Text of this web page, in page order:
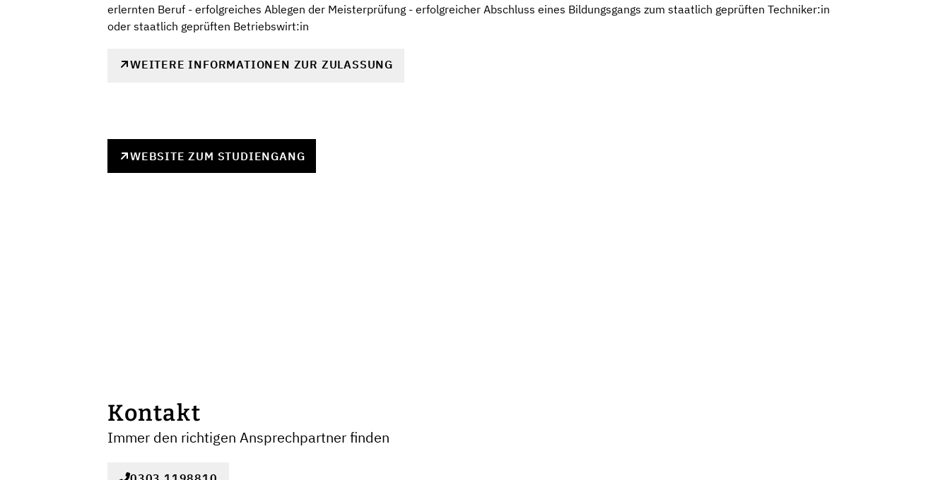
erlernten Beruf - erfolgreiches Ablegen der Meisterprüfung - erfolgreicher Abschluss eines Bildungsgangs zum staatlich geprüften Techniker:in
oder staatlich geprüften Betriebswirt:in
WEITERE INFORMATIONEN ZUR ZULASSUNG
WEBSITE ZUM STUDIENGANG
Kontakt
Immer den richtigen Ansprechpartner finden